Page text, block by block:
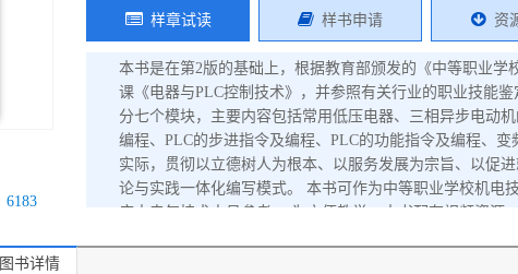
6183
样章试读 样书申请 资
本书是在第2版的基础上，根据教育部颁发的《中等职业
课《电器与PLC控制技术》，并参照有关行业的职业技能
分七个模块，主要内容包括常用低压电器、三相异步电动
编程、PLC的步进指令及编程、PLC的功能指令及编程、
实际，贯彻以立德树人为根本、以服务发展为宗旨、以促
论与实践一体化编写模式。 本书可作为中等职业学校机电
广大电气技术人员参考。 为方便教学，本书配有视频资源
图书详情